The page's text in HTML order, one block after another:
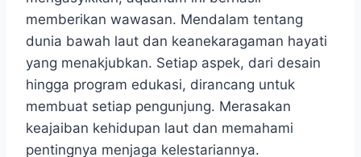
memberikan wawasan. Mendalam tentang
dunia bawah laut dan keanekaragaman hayati
yang menakjubkan. Setiap aspek, dari desain
hingga program edukasi, dirancang untuk
membuat setiap pengunjung. Merasakan
keajaiban kehidupan laut dan memahami
pentingnya menjaga kelestariannya.